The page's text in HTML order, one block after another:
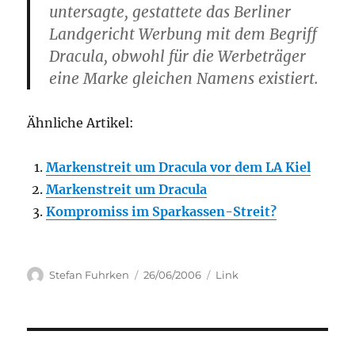
untersagte, gestattete das Berliner
Landgericht Werbung mit dem Begriff
Dracula, obwohl für die Werbeträger
eine Marke gleichen Namens existiert.
Ähnliche Artikel:
Markenstreit um Dracula vor dem LA Kiel
Markenstreit um Dracula
Kompromiss im Sparkassen-Streit?
Author
Stefan Fuhrken
Posted
26/06/2006 Categories
Link